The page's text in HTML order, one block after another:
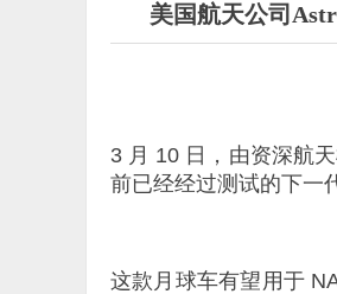
美国航天公司
3 月 10 日，由资深航
前已经经过测试的下一
这款月球车有望用于